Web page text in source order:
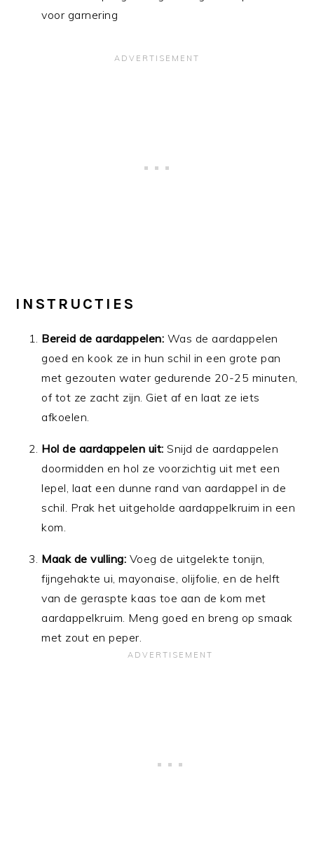
voor garnering
INSTRUCTIES
Bereid de aardappelen: Was de aardappelen
goed en kook ze in hun schil in een grote pan
met gezouten water gedurende 20-25 minuten,
of tot ze zacht zijn. Giet af en laat ze iets
afkoelen.
Hol de aardappelen uit: Snijd de aardappelen
doormidden en hol ze voorzichtig uit met een
lepel, laat een dunne rand van aardappel in de
schil. Prak het uitgeholde aardappelkruim in een
kom.
Maak de vulling: Voeg de uitgelekte tonijn,
fijngehakte ui, mayonaise, olijfolie, en de helft
van de geraspte kaas toe aan de kom met
aardappelkruim. Meng goed en breng op smaak
met zout en peper.